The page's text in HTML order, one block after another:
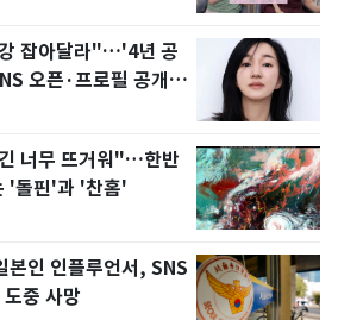
잡아달라"…'4년 공
오픈·프로필 공개
너무 뜨거워"…한반
'돌핀'과 '찬홈'
본인 인플루언서, SNS
중 사망